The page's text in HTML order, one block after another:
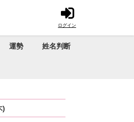
ログイン
運勢 姓名判断
)